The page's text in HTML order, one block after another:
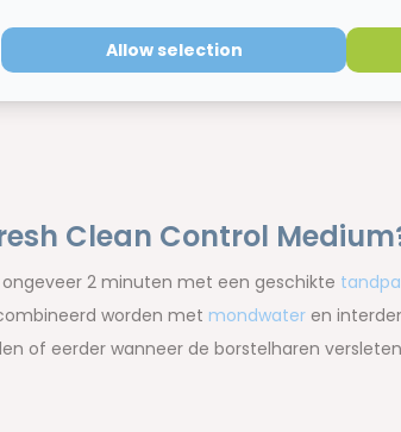
Clean Control
2 minuten met een geschikte
worden met mondwateren
of eerder wanneer de borstelharen
Allow selection